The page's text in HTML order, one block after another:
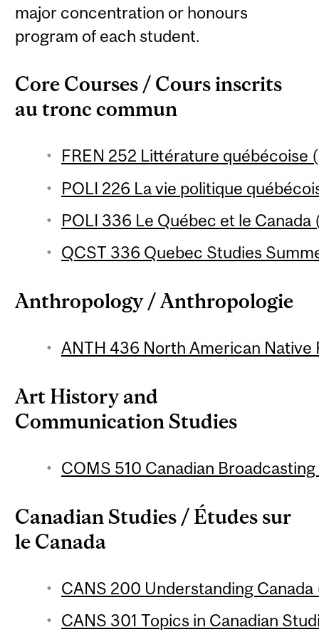
major concentration or honours
program of each student.
Core Courses / Cours inscrits
au tronc commun
FREN 252 Littérature québécoise
POLI 226 La vie politique
POLI 336 Le Québec et le
QCST 336 Quebec Studies
Anthropology / Anthropologie
ANTH 436 North American Native
Art History and
Communication Studies
COMS 510 Canadian
Canadian Studies / Études sur
le Canada
CANS 200 Understanding
CANS 301 Topics in Canadian